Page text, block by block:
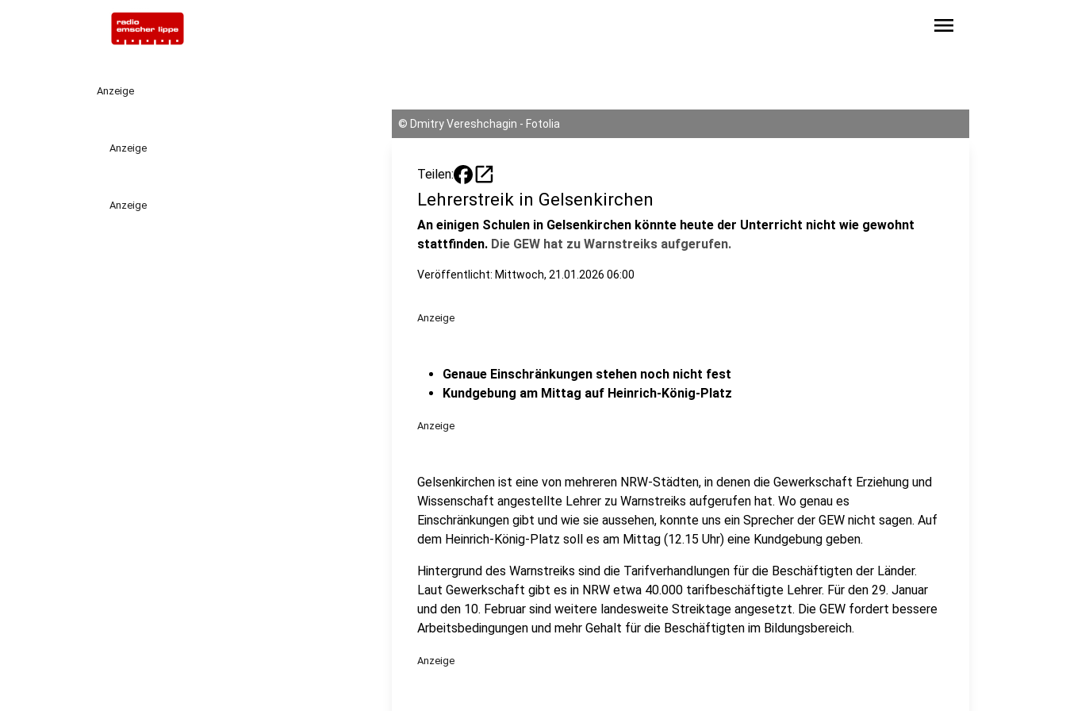
menu
Anzeige
Anzeige
Anzeige
© Dmitry Vereshchagin - Fotolia
Teilen: open_in_new
Lehrerstreik in Gelsenkirchen
An einigen Schulen in Gelsenkirchen könnte heute der Unterricht nicht wie gewohnt
stattfinden. Die GEW hat zu Warnstreiks aufgerufen.
Veröffentlicht: Mittwoch, 21.01.2026 06:00
Anzeige
Genaue Einschränkungen stehen noch nicht fest
Kundgebung am Mittag auf Heinrich-König-Platz
Anzeige
Gelsenkirchen ist eine von mehreren NRW-Städten, in denen die Gewerkschaft Erziehung und
Wissenschaft angestellte Lehrer zu Warnstreiks aufgerufen hat. Wo genau es
Einschränkungen gibt und wie sie aussehen, konnte uns ein Sprecher der GEW nicht sagen. Auf
dem Heinrich-König-Platz soll es am Mittag (12.15 Uhr) eine Kundgebung geben.
Hintergrund des Warnstreiks sind die Tarifverhandlungen für die Beschäftigten der Länder.
Laut Gewerkschaft gibt es in NRW etwa 40.000 tarifbeschäftigte Lehrer. Für den 29. Januar
und den 10. Februar sind weitere landesweite Streiktage angesetzt. Die GEW fordert bessere
Arbeitsbedingungen und mehr Gehalt für die Beschäftigten im Bildungsbereich.
Anzeige